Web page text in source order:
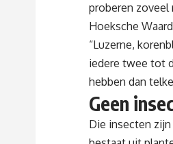
proberen
Hoeksche
“Luzerne,
iedere twee tot
hebben dan
Geen
Die insecten